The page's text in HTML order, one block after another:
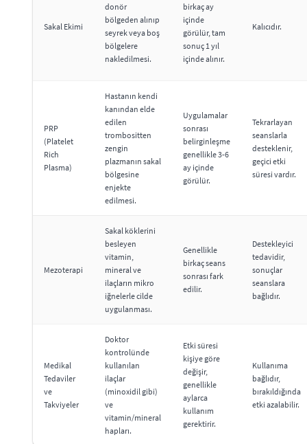
Sakal Ekimi
donör
bölgeden alınıp
seyrek veya boş
bölgelere
nakledilmesi.
birkaç ay
içinde
görülür, tam
sonuç 1 yıl
içinde alınır.
Kalıcıdır.
PRP
(Platelet
Rich
Plasma)
Hastanın kendi
kanından elde
edilen
trombositten
zengin
plazmanın sakal
bölgesine
enjekte
edilmesi.
Uygulamalar
sonrası
belirginleşme
genellikle 3-6
ay içinde
görülür.
Tekrarlayan
seanslarla
desteklenir,
geçici etki
süresi vardır.
Mezoterapi
Sakal köklerini
besleyen
vitamin,
mineral ve
ilaçların mikro
iğnelerle cilde
uygulanması.
Genellikle
birkaç seans
sonrası fark
edilir.
Destekleyici
tedavidir,
sonuçlar
seanslara
bağlıdır.
Medikal
Tedaviler
ve
Takviyeler
Doktor
kontrolünde
kullanılan
ilaçlar
(minoxidil gibi)
ve
vitamin/mineral
hapları.
Etki süresi
kişiye göre
değişir,
genellikle
aylarca
kullanım
gerektirir.
Kullanıma
bağlıdır,
bırakıldığında
etki azalabilir.